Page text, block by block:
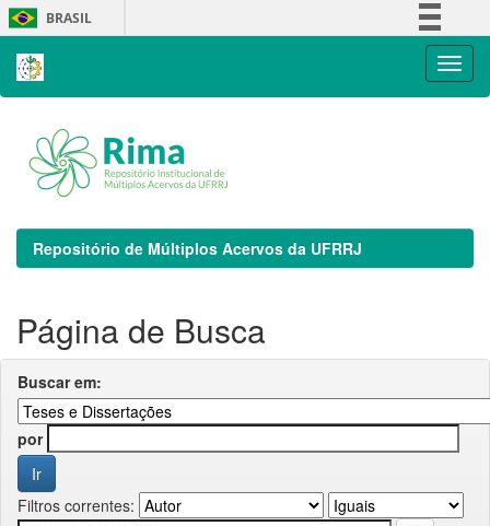
Skip
navigation
BRASIL
Repositório de Múltiplos Acervos da UFRRJ
Página de Busca
Buscar em:
por
Filtros correntes: